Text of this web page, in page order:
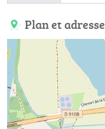
Plan et adresse